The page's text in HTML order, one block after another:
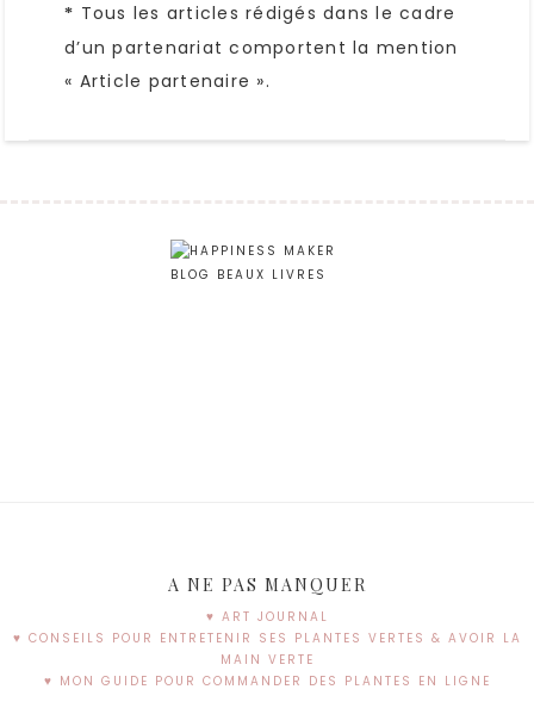
* Tous les articles rédigés dans le cadre
d’un partenariat comportent la mention
« Article partenaire ».
A NE PAS MANQUER
♥ ART JOURNAL
♥ CONSEILS POUR ENTRETENIR SES PLANTES VERTES & AVOIR LA
MAIN VERTE
♥ MON GUIDE POUR COMMANDER DES PLANTES EN LIGNE